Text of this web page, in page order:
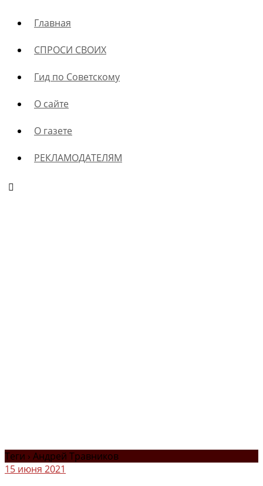
Главная
СПРОСИ СВОИХ
Гид по Советскому
О сайте
О газете
РЕКЛАМОДАТЕЛЯМ
Теги › Андрей Травников
15 июня 2021